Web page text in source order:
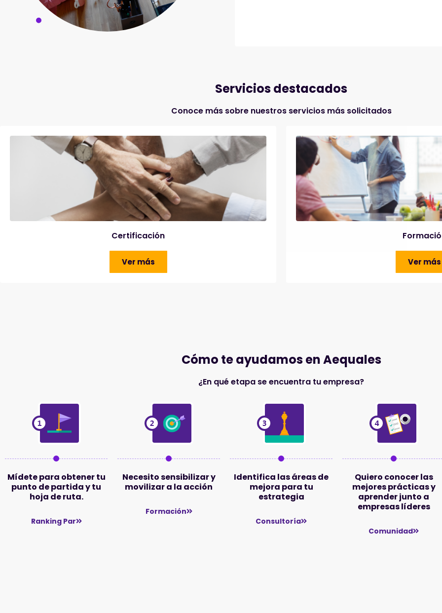
Servicios destacados
Conoce más sobre nuestros servicios más solicitados
Certificación
Ver más Ver más
Cómo te ayudamos en Aequales
¿En qué etapa se encuentra tu empresa?
Mídete para obtener tu
punto de partida y tu
hoja de ruta.
Ranking Par
Necesito sensibilizar y
movilizar a la acción
Formación
Identifica las áreas de
mejora para tu
estrategia
Consultoría
Quiero conocer las
mejores prácticas y
aprender junto a
empresas líderes
Comunidad